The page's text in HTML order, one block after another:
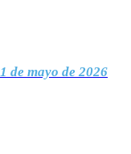
de mayo de 2026